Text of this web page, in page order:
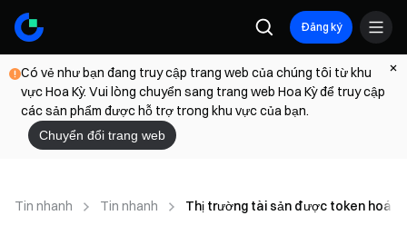
Đăng ký
Có vẻ như bạn đang truy cập trang web của chúng tôi từ khu
vực Hoa Kỳ. Vui lòng chuyển sang trang web Hoa Kỳ để truy cập
các sản phẩm được hỗ trợ trong khu vực của bạn.
Chuyển đổi trang web
Tin nhanh Tin nhanh Thị trường tài sản được token hoá